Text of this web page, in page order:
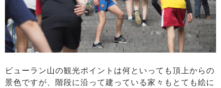
ビューラン山の観光ポイントは何といっても頂上からの
景色ですが、階段に沿って建っている家々もとても絵に